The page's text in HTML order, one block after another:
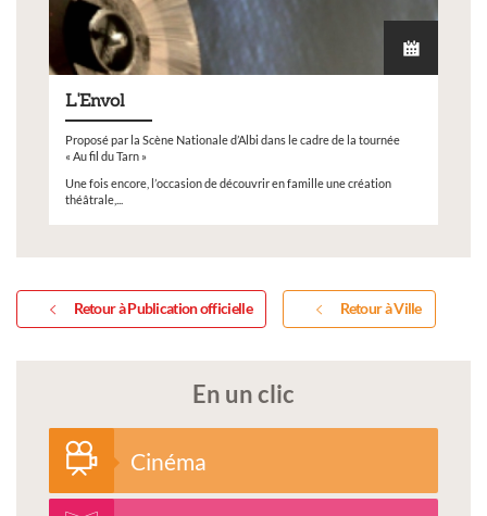
L'Envol
Proposé par la Scène Nationale d’Albi dans le cadre de la tournée
« Au fil du Tarn »
Une fois encore, l’occasion de découvrir en famille une création
théâtrale,...
Retour à Publication officielle Retour à Ville
En un clic
Cinéma